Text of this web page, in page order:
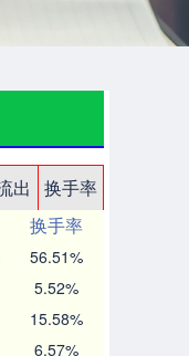
出
换手率
换手率
56.51%
5.52%
15.58%
6.57%